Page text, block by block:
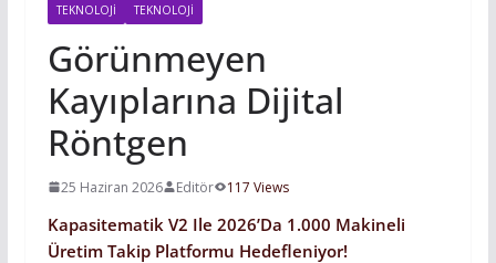
TEKNOLOJI TEKNOLOJİ
Görünmeyen
Kayıplarına Dijital
Röntgen
25 Haziran 2026 Editör 117 Views
Kapasitematik V2 Ile 2026’da 1.000 Makineli
Üretim Takip Platformu Hedefleniyor!